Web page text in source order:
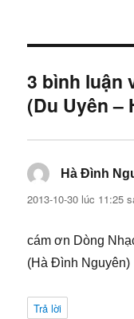
3 bình luận
(Du Uyên –
Hà Đình
2013-10-30 lúc 11:25
cám ơn Dòng
(Hà Đình Nguyên)
Trả lời